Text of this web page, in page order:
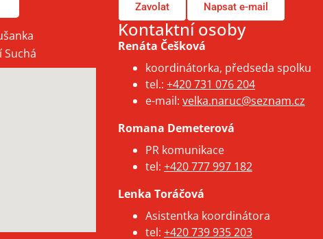
Suchá
Zavolat Napsat e-mail
Kontaktní osoby
Renáta Češková
koordinátorka, předseda spolku
tel.: +420 731 076 204
e-mail: velka.naruc@seznam.cz
Romana Demeterová
PR komunikace
tel: +420 777 997 182
Lenka Toráčová
Asistentka koordinátora
tel: +420 739 935 203